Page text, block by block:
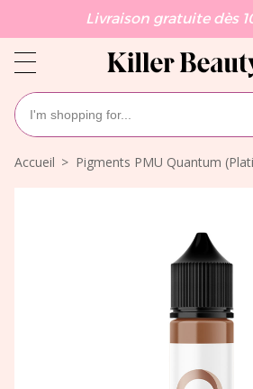
Livraison gratuite dès
Accueil Pigments PMU Quantum